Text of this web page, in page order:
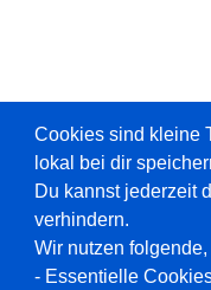
Cookies sind kleine
lokal bei dir
Du kannst jederzeit
verhindern.
Wir nutzen
- Essentielle